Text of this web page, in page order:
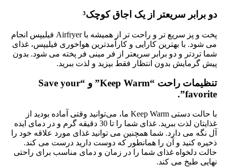
دو برابر سریعتر از یک اجاق کوچک³
پخت و پز سریع تر و راحت تر از همیشه با Airfryer فیلیپس انجام
می شود. با بهترین کارایی و کارآمدترین هواخوری فیلیپس، غذای
شما تردتر و دو برابر سریعتر از فر مینی فر پخته می شود. بدون
پیش گرمایش بدون انتظار فقط بپزید و لذت ببرید.
تنظیمات راحت “Keep Warm” و “Save your
favorite”.
با حالت دستی Keep Warm ما، می‌توانید وقتی آماده بودید از
غذایتان لذت ببرید. غذای شما را تا 30 دقیقه گرم و در دمای ایده
آل نگه می دارد. شما همچنین می توانید غذای مورد علاقه خود را
ذخیره کنید و آن را همانطور که دوست دارید درست می کند.
حالت دلخواه غذای شما را در زمان و دمای مناسب برای راحتی
نهایی طبخ می کند.